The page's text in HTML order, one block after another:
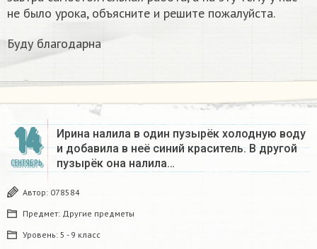
не было урока, объясните и решите пожалуйста.
Буду благодарна
14
СЕНТЯБРЬ
Ирина налила в один пузырёк холодную воду
и добавила в неё синий краситель. В другой
пузырёк она налила…
Автор: 078584
Предмет: Другие предметы
Уровень: 5 - 9 класс